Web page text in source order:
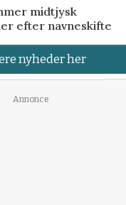
midtjysk
efter navneskifte
nyheder her
Annonce